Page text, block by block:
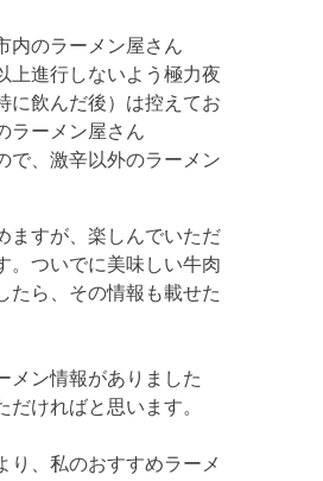
内のラーメン屋さん
上進行しないよう極力夜
に飲んだ後）は控えてお
ラーメン屋さん
で、激辛以外のラーメン
ますが、楽しんでいただ
。ついでに美味しい牛肉
たら、その情報も載せた
メン情報がありました
だければと思います。
り、私のおすすめラーメ